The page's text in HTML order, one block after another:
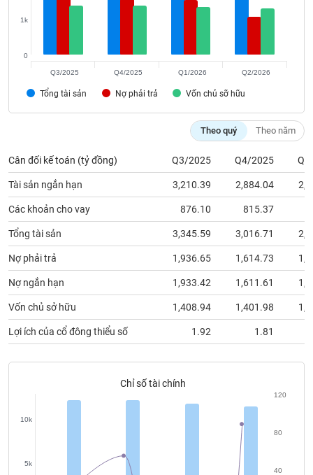
Tổng tài sản Nợ phải trả Vốn chủ sỡ hữu
0
1k
Q3/2025 Q4/2025 Q1/2026 Q2/2026
Theo quý Theo năm
Cân đối kế toán (tỷ đồng) Q3/2025 Q4/2025
Tài sản ngắn hạn 3,210.39 2,884.04
Các khoản cho vay 876.10 815.37
Tổng tài sản 3,345.59 3,016.71
Nợ phải trả 1,936.65 1,614.73
Nợ ngắn hạn 1,933.42 1,611.61
Vốn chủ sở hữu 1,408.94 1,401.98
Lợi ích của cổ đông thiểu số 1.92 1.81
Chỉ số tài chính
5k
10k
40
80
120
Sách
Công
Truyền
thông
tài
chính
Dữ
liệu